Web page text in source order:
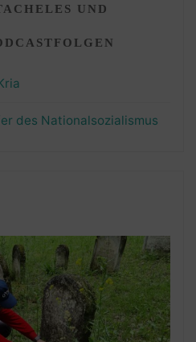
UND
des Nationalsozialismus